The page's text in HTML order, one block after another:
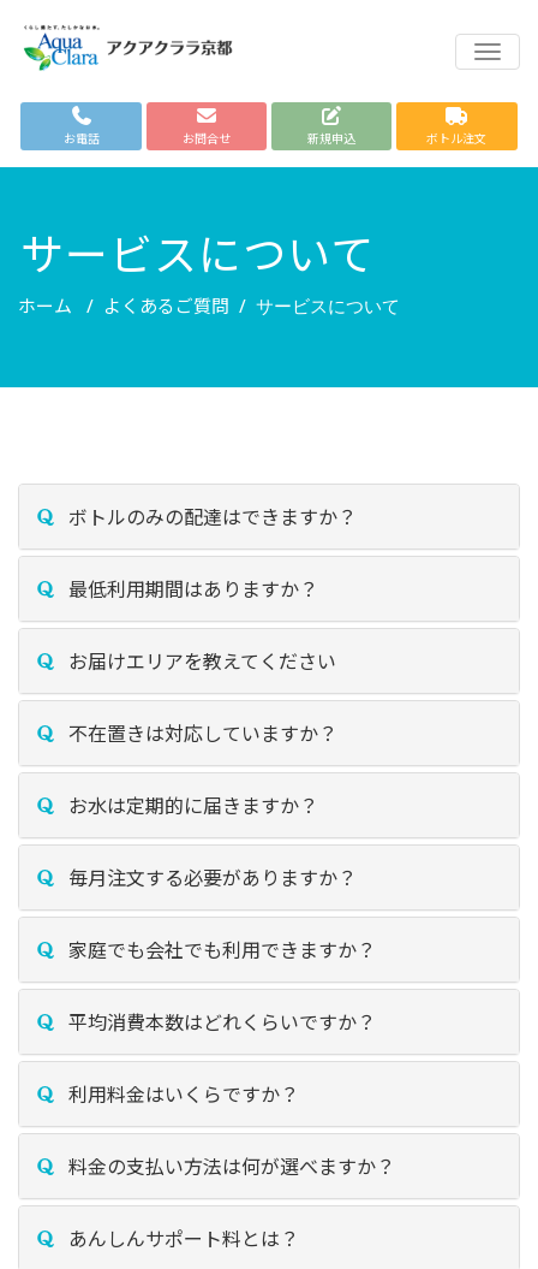
お電話 お問合せ 新規申込 ボトル注文
サービスについて
ホーム / よくあるご質問 / サービスについて
ボトルのみの配達はできますか？
最低利用期間はありますか？
お届けエリアを教えてください
不在置きは対応していますか？
お水は定期的に届きますか？
毎月注文する必要がありますか？
家庭でも会社でも利用できますか？
平均消費本数はどれくらいですか？
利用料金はいくらですか？
料金の支払い方法は何が選べますか？
あんしんサポート料とは？